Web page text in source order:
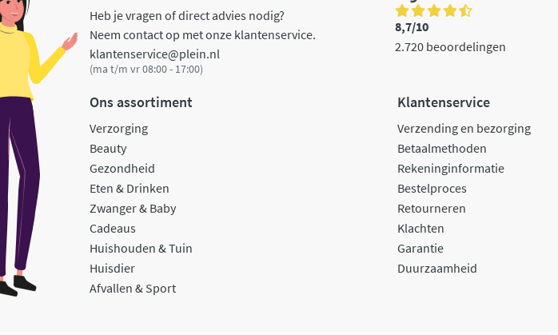
Heb je vragen of direct advies nodig?
Neem contact op met onze klantenservice.
klantenservice@plein.nl
(ma t/m vr 08:00 - 17:00)
8,7/10
2.720 beoordelingen
Ons assortiment
Verzorging
Beauty
Gezondheid
Eten & Drinken
Zwanger & Baby
Cadeaus
Huishouden & Tuin
Huisdier
Afvallen & Sport
Klantenservice
Verzending en bezorging
Betaalmethoden
Rekeninginformatie
Bestelproces
Retourneren
Klachten
Garantie
Duurzaamheid